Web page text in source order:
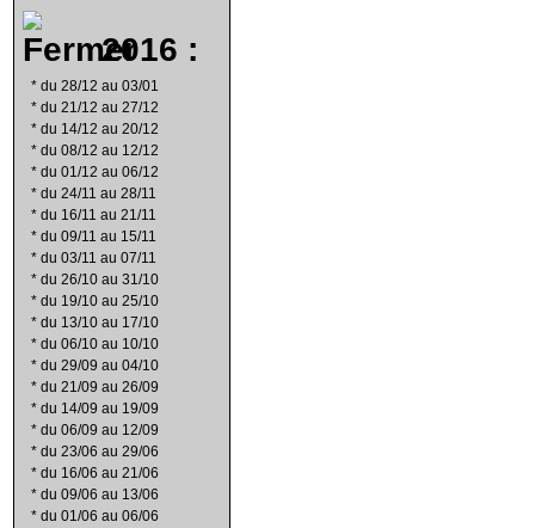
2016 :
* du 28/12 au 03/01
* du 21/12 au 27/12
* du 14/12 au 20/12
* du 08/12 au 12/12
* du 01/12 au 06/12
* du 24/11 au 28/11
* du 16/11 au 21/11
* du 09/11 au 15/11
* du 03/11 au 07/11
* du 26/10 au 31/10
* du 19/10 au 25/10
* du 13/10 au 17/10
* du 06/10 au 10/10
* du 29/09 au 04/10
* du 21/09 au 26/09
* du 14/09 au 19/09
* du 06/09 au 12/09
* du 23/06 au 29/06
* du 16/06 au 21/06
* du 09/06 au 13/06
* du 01/06 au 06/06